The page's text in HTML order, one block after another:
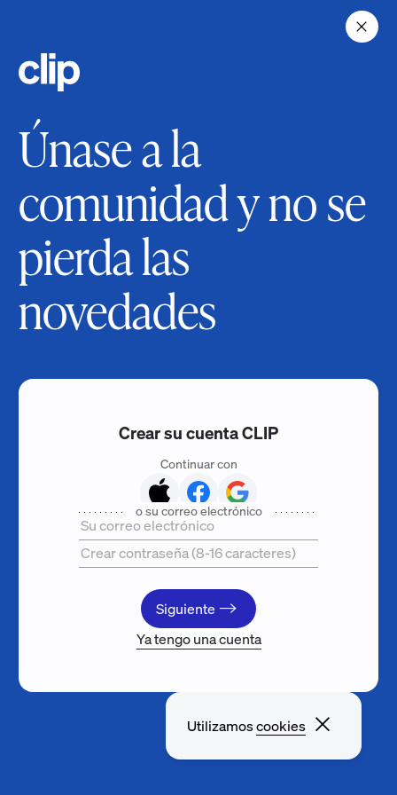
Utilizamoscookies
Consultar otras páginas
Únase a la
comunidad y no se
pierda las
novedades
Crear su cuenta CLIP
Continuar con
Apple FacebookGoogle
o su correo electrónico
Su correo electrónico
Crear contraseña (8-16 caracteres)
Siguiente
Ya tengo una cuenta